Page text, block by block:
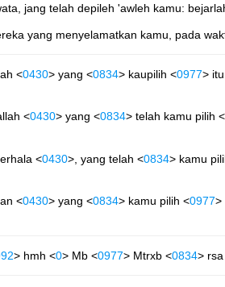
jang telah depileh 'awleh kamu:
yang menyelamatkan kamu, pada
<0430> yang <0834> kaupilih <0977>
<0430> yang <0834> telah kamu pilih <
<0430>, yang telah <0834> kamu
<0430> yang <0834> kamu pilih <0977>
> hmh <0> Mb <0977> Mtrxb <0834>